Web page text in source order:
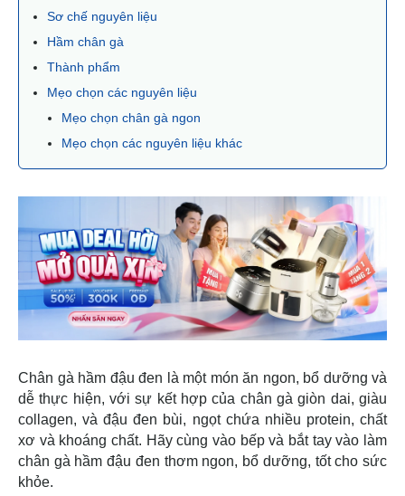
Sơ chế nguyên liệu
Hầm chân gà
Thành phẩm
Mẹo chọn các nguyên liệu
Mẹo chọn chân gà ngon
Mẹo chọn các nguyên liệu khác
Chân gà hầm đậu đen là một món ăn ngon, bổ dưỡng và
dễ thực hiện, với sự kết hợp của chân gà giòn dai, giàu
collagen, và đậu đen bùi, ngọt chứa nhiều protein, chất
xơ và khoáng chất. Hãy cùng vào bếp và bắt tay vào làm
chân gà hầm đậu đen thơm ngon, bổ dưỡng, tốt cho sức
khỏe.